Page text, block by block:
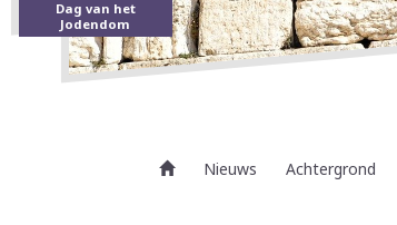
Dag van het
Jodendom
Nieuws Achtergrond